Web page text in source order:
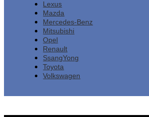
Lexus
Mazda
Mercedes-Benz
Mitsubishi
Opel
Renault
SsangYong
Toyota
Volkswagen